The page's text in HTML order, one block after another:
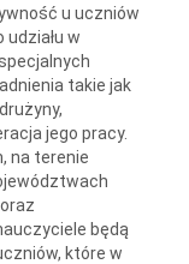
u uczniów
w
takie jak
jego pracy.
na terenie
będą
które w